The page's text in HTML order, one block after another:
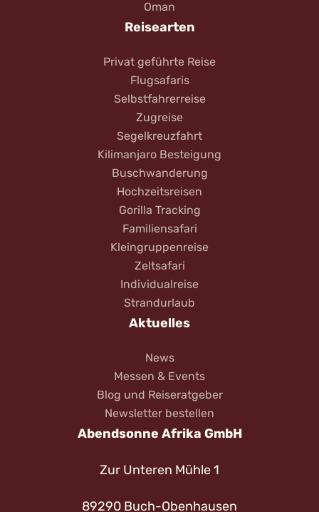
Oman
Reisearten
Privat geführte Reise
Flugsafaris
Selbstfahrerreise
Zugreise
Segelkreuzfahrt
Kilimanjaro Besteigung
Buschwanderung
Hochzeitsreisen
Gorilla Tracking
Familiensafari
Kleingruppenreise
Zeltsafari
Individualreise
Strandurlaub
Aktuelles
News
Messen & Events
Blog und Reiseratgeber
Newsletter bestellen
Abendsonne Afrika GmbH
Zur Unteren Mühle 1
89290 Buch-Obenhausen